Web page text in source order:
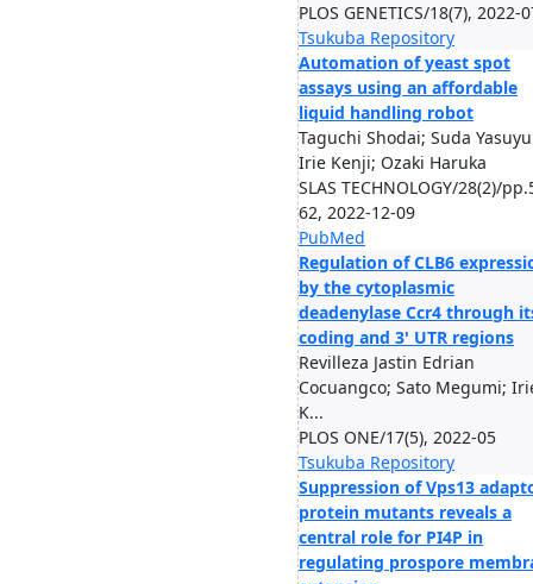
PLOS GENETICS/18(7), 2022-
Tsukuba Repository
Automation of yeast spot
assays using an affordable
liquid handling robot
Taguchi Shodai; Suda
Irie Kenji; Ozaki Haruka
SLAS TECHNOLOGY/28(2)/
62, 2022-12-09
PubMed
Regulation of CLB6
by the cytoplasmic
deadenylase Ccr4 through
coding and 3' UTR regions
Revilleza Jastin Edrian
Cocuangco; Sato Megumi;
K...
PLOS ONE/17(5), 2022-05
Tsukuba Repository
Suppression of Vps13
protein mutants reveals a
central role for PI4P in
regulating prospore